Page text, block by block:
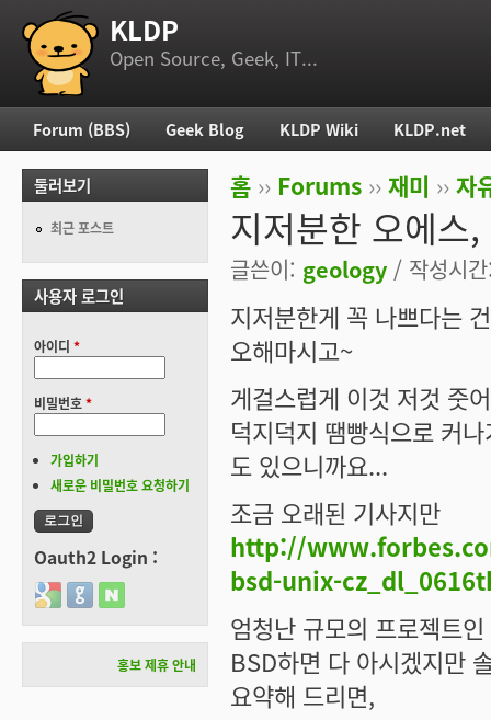
부 메뉴 KLDP
Open Source, Geek, IT...
현재 위치
홈 ›› Forums ›› 재미 ›› 자
지저분한 오에
글쓴이: geology / 작성시
지저분한게 꼭 나쁘다는
오해마시고~
게걸스럽게 이것 저것 줏
덕지덕지 땜빵식으로 커
도 있으니까요...
조금 오래된 기사지만
http://
bsd-unix-
엄청난 규모의 프로젝트
BSD하면 다 아시겠지만
요약해 드리면,
주 메뉴
Forum (BBS) Geek Blog KLDP Wiki KLDP.net
둘러보기
최근 포스트
사용자 로그인
아이디 *
비밀번호*
가입하기
새로운 비밀번호 요청하기
Oauth2 Login :
Login with Google
Login with GitHub
Login with Naver
홍보 제휴 안내